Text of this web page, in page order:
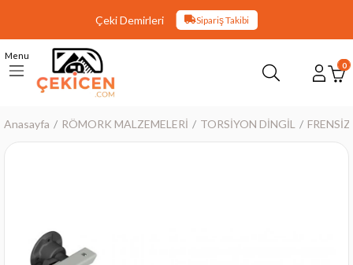
Çeki Demirleri Sipariş Takibi
Menu
0
Anasayfa RÖMORK MALZEMELERİ TORSİYON DİNGİL